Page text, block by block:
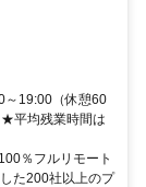
～19:00（休憩60
平均残業時間は
％フルリモート
た200社以上のプ